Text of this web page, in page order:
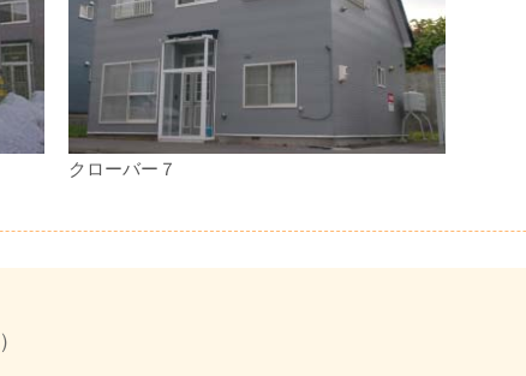
クローバー７